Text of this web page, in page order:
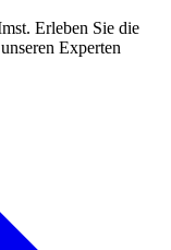
Erleben Sie die
Experten